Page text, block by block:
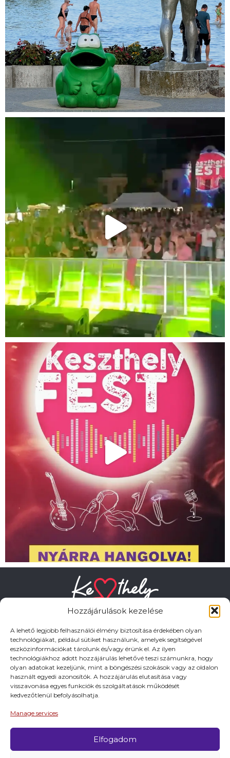
Hozzájárulások kezelése
A lehető legjobb felhasználói élmény biztosítása érdekében olyan
technológiákat, például sütiket használunk, amelyek segítségével
eszközinformációkat tárolunk és/vagy érünk el. Az ilyen
technológiákhoz adott hozzájárulás lehetővé teszi számunkra, hogy
olyan adatokat kezeljünk, mint a böngészési szokások vagy az oldalon
használt egyedi azonosítók. A hozzájárulás elutasítása vagy
visszavonása egyes funkciók és szolgáltatások működését
kedvezőtlenül befolyásolhatja.
Manage services
Elfogadom
HASZNOS LINKEK
Adatkezelési tájékoztató
Impresszum
© 2026 Minden jog fentartva.